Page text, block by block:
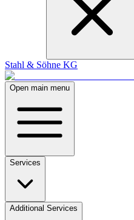
Stahl & Söhne KG
Open main menu
Services
Additional Services